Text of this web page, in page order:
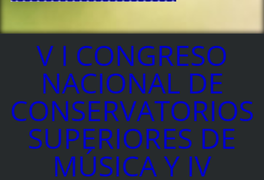
V I CONGRESO
NACIONAL DE
CONSERVATORIOS
SUPERIORES DE
MÚSICA Y IV